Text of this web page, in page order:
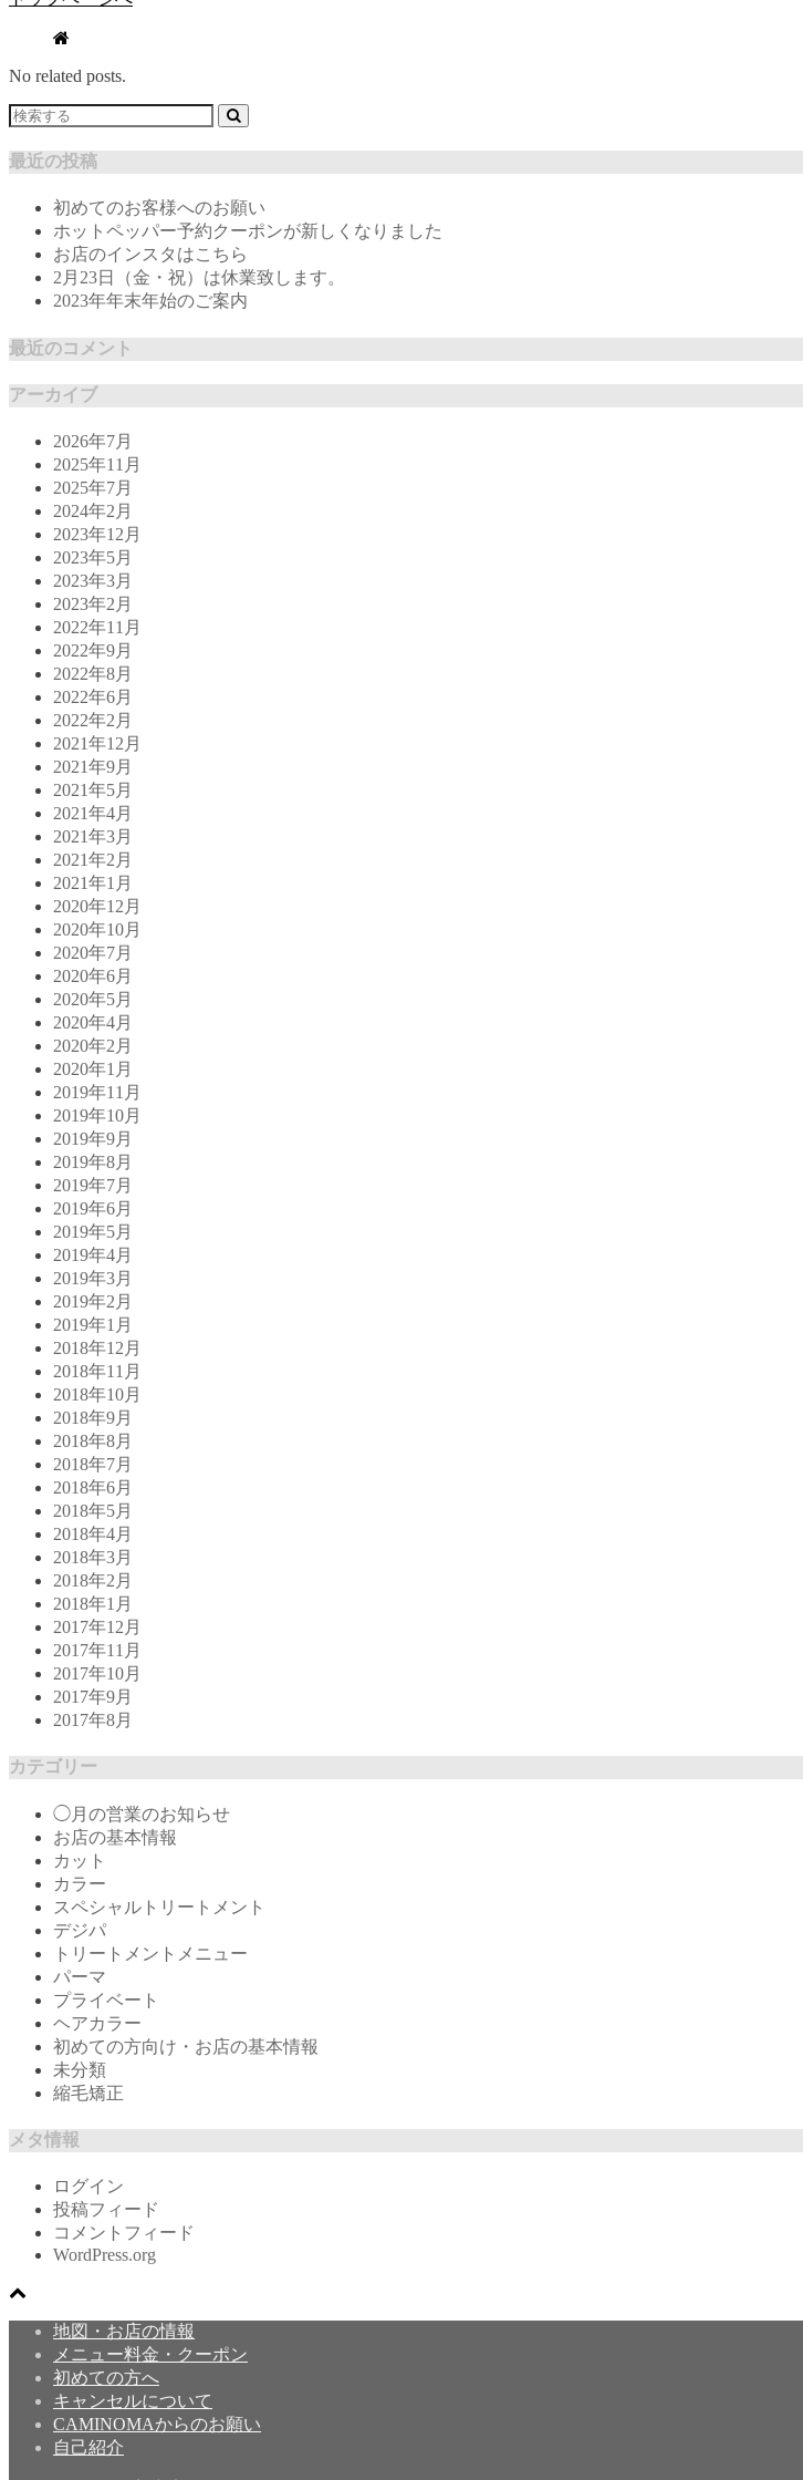
No related posts.
最近の投稿
初めてのお客様へのお願い
ホットペッパー予約クーポンが新しくなりました
お店のインスタはこちら
2月23日（金・祝）は休業致します。
2023年年末年始のご案内
最近のコメント
アーカイブ
2026年7月
2025年11月
2025年7月
2024年2月
2023年12月
2023年5月
2023年3月
2023年2月
2022年11月
2022年9月
2022年8月
2022年6月
2022年2月
2021年12月
2021年9月
2021年5月
2021年4月
2021年3月
2021年2月
2021年1月
2020年12月
2020年10月
2020年7月
2020年6月
2020年5月
2020年4月
2020年2月
2020年1月
2019年11月
2019年10月
2019年9月
2019年8月
2019年7月
2019年6月
2019年5月
2019年4月
2019年3月
2019年2月
2019年1月
2018年12月
2018年11月
2018年10月
2018年9月
2018年8月
2018年7月
2018年6月
2018年5月
2018年4月
2018年3月
2018年2月
2018年1月
2017年12月
2017年11月
2017年10月
2017年9月
2017年8月
カテゴリー
◯月の営業のお知らせ
お店の基本情報
カット
カラー
スペシャルトリートメント
デジパ
トリートメントメニュー
パーマ
プライベート
ヘアカラー
初めての方向け・お店の基本情報
未分類
縮毛矯正
メタ情報
ログイン
投稿フィード
コメントフィード
WordPress.org
地図・お店の情報
メニュー料金・クーポン
初めての方へ
キャンセルについて
CAMINOMAからのお願い
自己紹介